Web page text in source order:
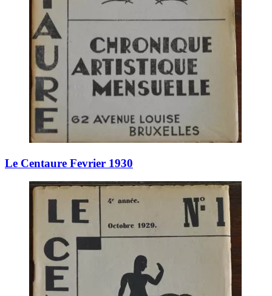
Le Centaure Fevrier 1930